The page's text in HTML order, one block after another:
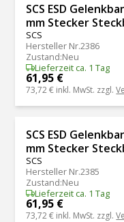
SCS ESD
mm Stecker
SCS
Hersteller Nr.2386
Zustand:Neu
Lieferzeit ca. 1 Tag
61,95 €
73,72 € inkl. MwSt. zzgl.
SCS ESD
mm Stecker
SCS
Hersteller Nr.2385
Zustand:Neu
Lieferzeit ca. 1 Tag
61,95 €
73,72 € inkl. MwSt. zzgl.